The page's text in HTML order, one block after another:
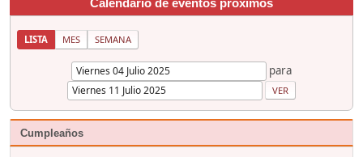
Calendario de eventos próximos
LISTA MES SEMANA
para
Cumpleaños